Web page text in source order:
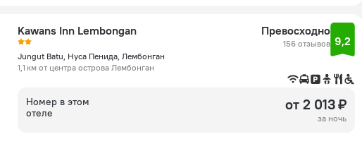
Kawans Inn Lembongan
Jungut Batu, Нуса Пенида, Лембонган
1,1 км от центра острова Лембонган
Превосходно
156 отзывов 9,2
Номер в этом
отеле
от 2 013 ₽
за ночь